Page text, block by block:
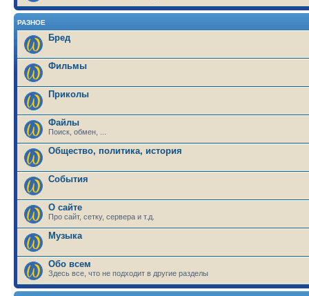
РАЗНОЕ
Бред
Фильмы
Приколы
Файлы
Поиск, обмен, ...
Общество, политика, история
События
О сайте
Про сайт, сетку, сервера и т.д.
Музыка
Обо всем
Здесь все, что не подходит в другие разделы